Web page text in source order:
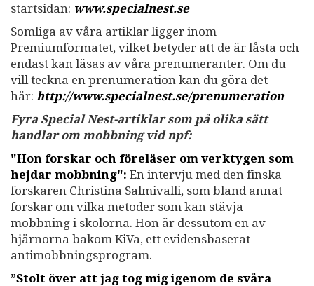
startsidan: www.specialnest.se
Somliga av våra artiklar ligger inom
Premiumformatet, vilket betyder att de är låsta och
endast kan läsas av våra prenumeranter. Om du
vill teckna en prenumeration kan du göra det
här: http://www.specialnest.se/prenumeration
Fyra Special Nest-artiklar som på olika sätt
handlar om mobbning vid npf:
"Hon forskar och föreläser om verktygen som
hejdar mobbning": En intervju med den finska
forskaren Christina Salmivalli, som bland annat
forskar om vilka metoder som kan stävja
mobbning i skolorna. Hon är dessutom en av
hjärnorna bakom KiVa, ett evidensbaserat
antimobbningsprogram.
”Stolt över att jag tog mig igenom de svåra